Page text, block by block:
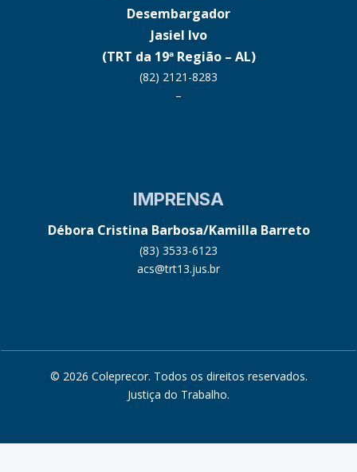
Desembargador
Jasiel Ivo
(TRT da 19ª Região – AL)
(82) 2121-8283
–
IMPRENSA
Débora Cristina Barbosa/Kamilla Barreto
(83) 3533-6123
acs@trt13.jus.br
© 2026 Coleprecor. Todos os direitos reservados.
Justiça do Trabalho.